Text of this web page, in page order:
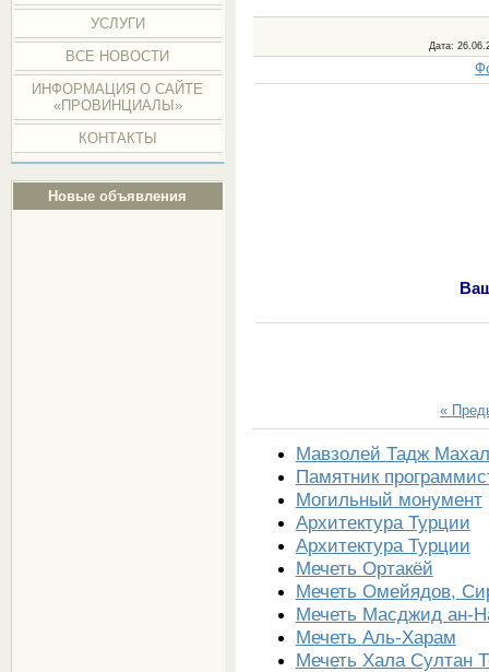
УСЛУГИ
ВСЕ НОВОСТИ
ИНФОРМАЦИЯ О САЙТЕ
«ПРОВИНЦИАЛЫ»
КОНТАКТЫ
Новые объявления
Дата:
«
Мавзолей Тадж Махал
Памятник
Могильный монумент
Архитектура Турции
Архитектура Турции
Мечеть Ортакёй
Мечеть Омейядов,
Мечеть Масджид ан-
Мечеть Аль-Харам
Мечеть Хала Султан